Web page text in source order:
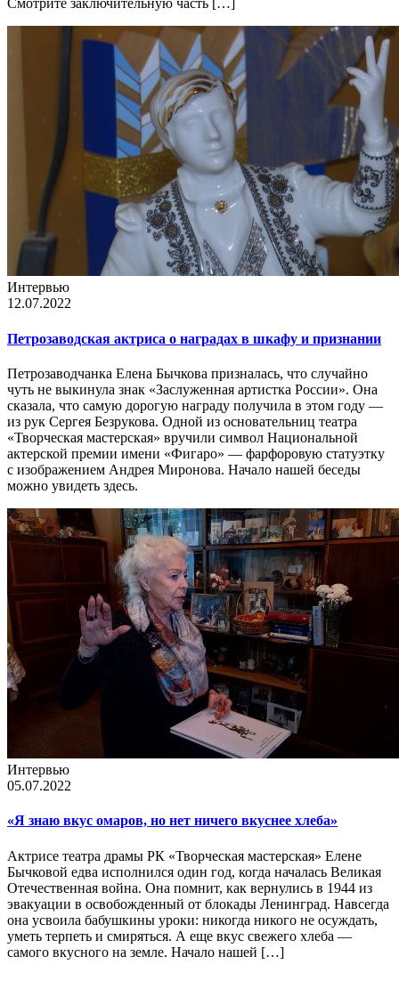
Смотрите заключительную часть […]
Интервью
12.07.2022
Петрозаводская актриса о наградах в шкафу и признании
Петрозаводчанка Елена Бычкова призналась, что случайно
чуть не выкинула знак «Заслуженная артистка России». Она
сказала, что самую дорогую награду получила в этом году —
из рук Сергея Безрукова. Одной из основательниц театра
«Творческая мастерская» вручили символ Национальной
актерской премии имени «Фигаро» — фарфоровую статуэтку
с изображением Андрея Миронова. Начало нашей беседы
можно увидеть здесь.
Интервью
05.07.2022
«Я знаю вкус омаров, но нет ничего вкуснее хлеба»
Актрисе театра драмы РК «Творческая мастерская» Елене
Бычковой едва исполнился один год, когда началась Великая
Отечественная война. Она помнит, как вернулись в 1944 из
эвакуации в освобожденный от блокады Ленинград. Навсегда
она усвоила бабушкины уроки: никогда никого не осуждать,
уметь терпеть и смиряться. А еще вкус свежего хлеба —
самого вкусного на земле. Начало нашей […]